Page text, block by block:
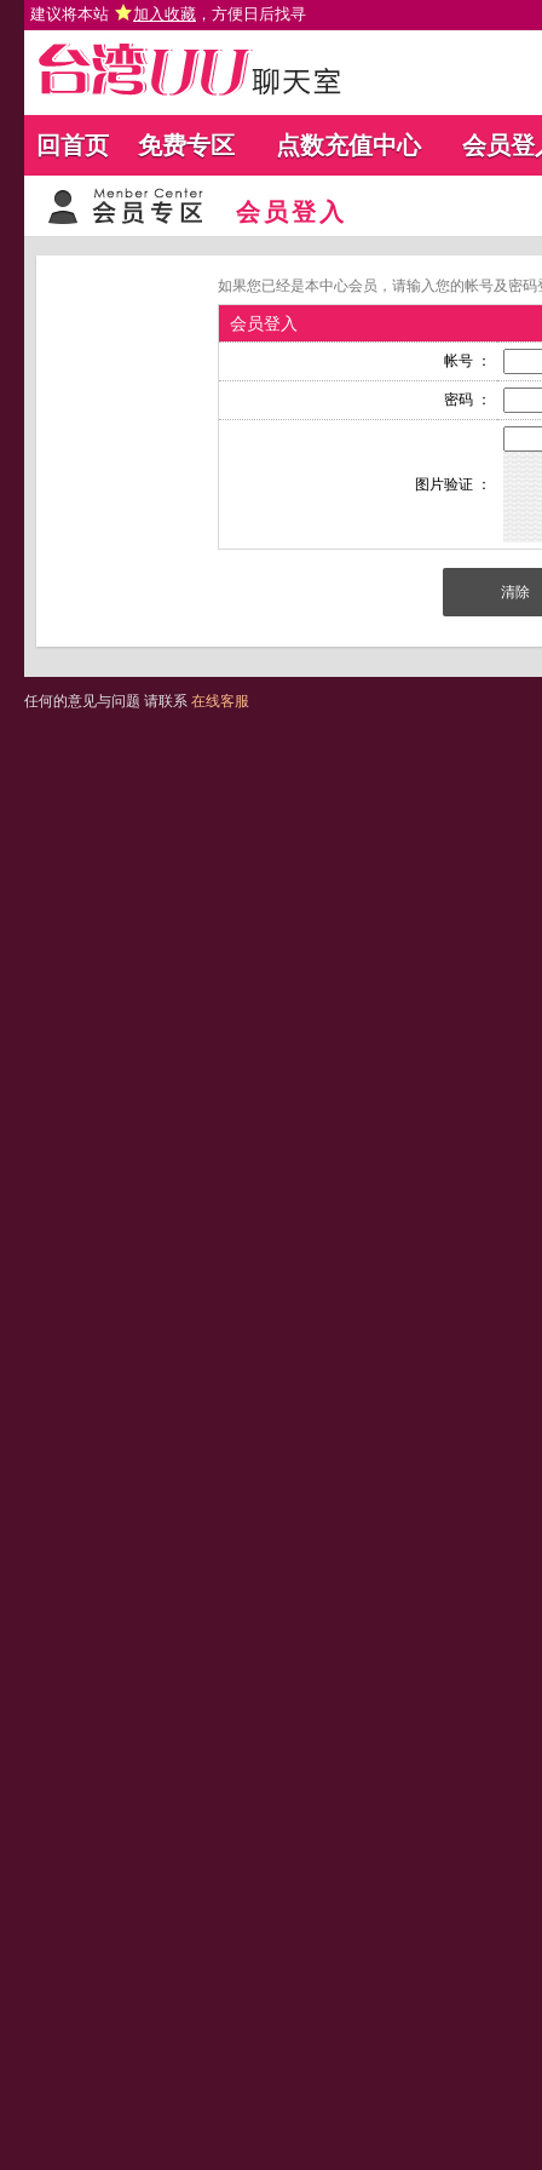
建议将本站 加入收藏 ，方便日后找寻
回首页 免费专区 点数充值中心 会员登
会员登入
如果您已经是本中心会员，请输入您的帐号及密
会员登入
帐号 ：
密码 ：
图片验证 ：
任何的意见与问题 请联系 在线客服